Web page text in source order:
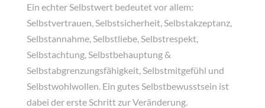
Ein echter Selbstwert bedeutet vor allem:
Selbstvertrauen, Selbstsicherheit, Selbstakzeptanz,
Selbstannahme, Selbstliebe, Selbstrespekt,
Selbstachtung, Selbstbehauptung &
Selbstabgrenzungsfähigkeit, Selbstmitgefühl und
Selbstwohlwollen. Ein gutes Selbstbewusstsein ist
dabei der erste Schritt zur Veränderung.